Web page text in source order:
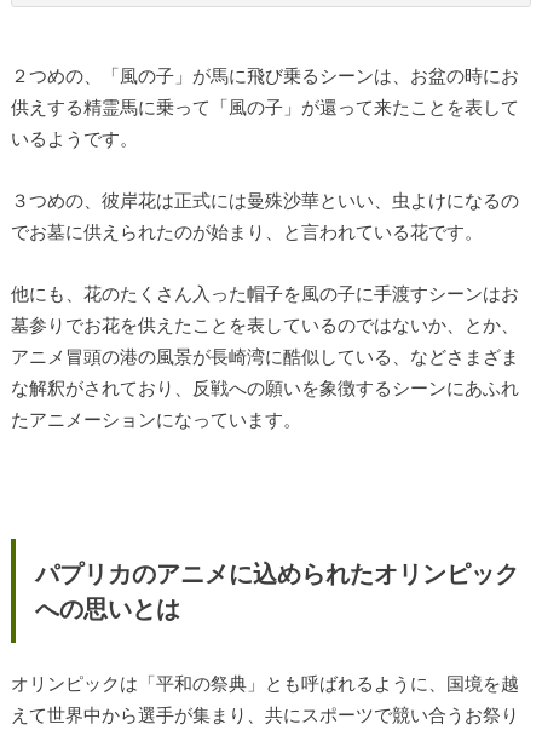
２つめの、「風の子」が馬に飛び乗るシーンは、お盆の時にお
供えする精霊馬に乗って「風の子」が還って来たことを表して
いるようです。
３つめの、彼岸花は正式には曼殊沙華といい、虫よけになるの
でお墓に供えられたのが始まり、と言われている花です。
他にも、花のたくさん入った帽子を風の子に手渡すシーンはお
墓参りでお花を供えたことを表しているのではないか、とか、
アニメ冒頭の港の風景が長崎湾に酷似している、などさまざま
な解釈がされており、反戦への願いを象徴するシーンにあふれ
たアニメーションになっています。
パプリカのアニメに込められたオリンピック
への思いとは
オリンピックは「平和の祭典」とも呼ばれるように、国境を越
えて世界中から選手が集まり、共にスポーツで競い合うお祭り